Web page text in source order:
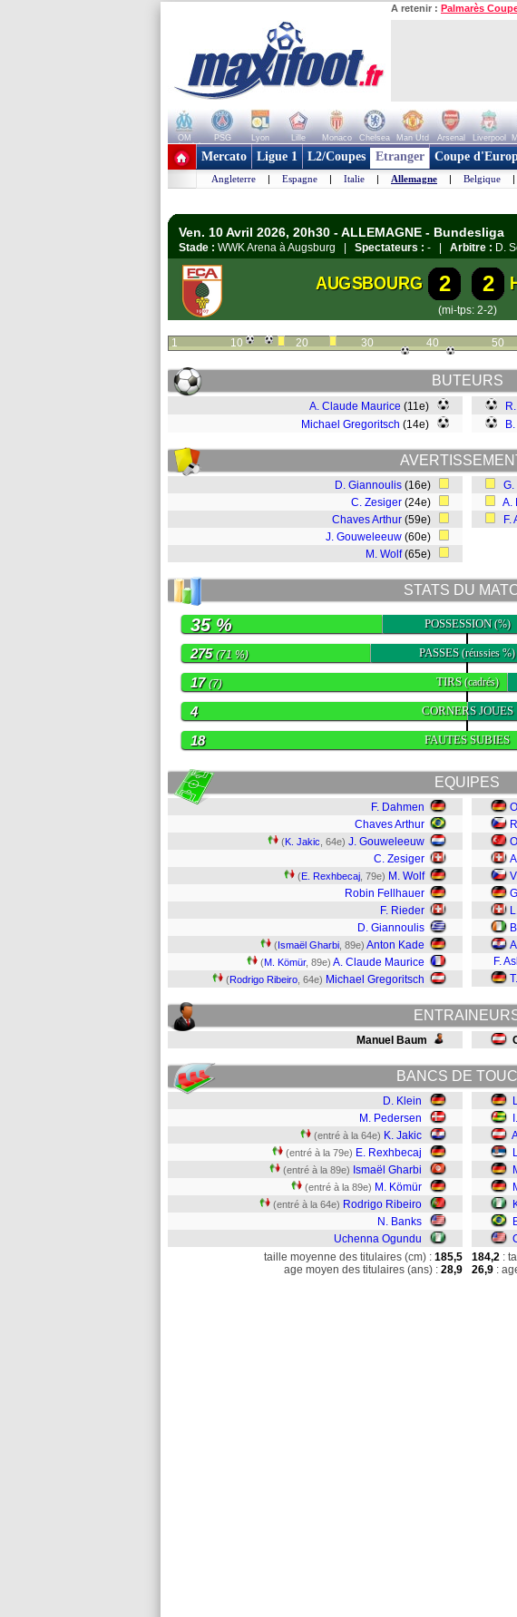
A retenir : Palmarès
OM PSG Lyon Lille Monaco Chelsea Man Utd Arsenal Liverpool
+ de clubs
Mercato Ligue 1 L2/Coupes Etranger Coupe
Angleterre | Espagne | Italie | Allemagne | Belgique |
Ven. 10 Avril 2026, 20h30 - ALLEMAGNE - Bundesliga
Stade : WWK Arena à Augsburg | Spectateurs : - | Arbitre : D.
AUGSBOURG 2 2
(mi-tps: 2-2)
1 10 20 30 40 50
BUTEURS
A. Claude Maurice (11e)
Michael Gregoritsch (14e)
D. Giannoulis (16e)
C. Zesiger (24e)
Chaves Arthur (59e)
J. Gouweleeuw (60e)
M. Wolf(65e)
G.
A.
F.
STATS DU
POSSESSION(%)
35 %
PASSES(réussies %)
275(71 %)
TIRS(cadrés)
17(7)
CORNERS JOUES
4
FAUTES SUBIES
18
EQUIPES
F. Dahmen
Chaves Arthur
(K. Jakic , 64e) J. Gouweleeuw
C. Zesiger
(E. Rexhbecaj , 79e) M. Wolf
Robin Fellhauer
F. Rieder
D. Giannoulis
(Ismaël Gharbi , 89e) Anton Kade
(M. Kömür, 89e) A. Claude Maurice
(Rodrigo Ribeiro , 64e) Michael Gregoritsch
F.
Manuel Baum
BANCS DE
D. Klein
M. Pedersen
(entré à la 64e) K. Jakic
(entré à la 79e) E. Rexhbecaj
(entré à la 89e) Ismaël Gharbi
(entré à la 89e) M. Kömür
(entré à la 64e) Rodrigo Ribeiro
N. Banks
Uchenna Ogundu
taille moyenne des titulaires (cm) : 185,5
age moyen des titulaires (ans) : 28,9
184,2 :
26,9 :